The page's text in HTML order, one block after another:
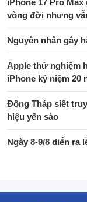
iPhone 17 Pro
vòng đời nhưng
Nguyên nhân gây
Apple thử nghiệm
iPhone kỷ niệm 20
Đồng Tháp siết
hiệu yến sào
Ngày 8-9/8 diễn ra